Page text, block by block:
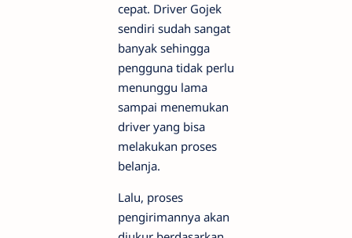
cepat. Driver Gojek
sendiri sudah sangat
banyak sehingga
pengguna tidak perlu
menunggu lama
sampai menemukan
driver yang bisa
melakukan proses
belanja.
Lalu, proses
pengirimannya akan